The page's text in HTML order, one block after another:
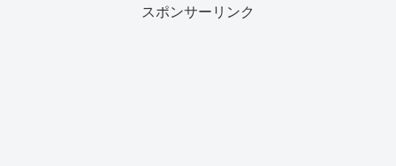
スポンサーリンク